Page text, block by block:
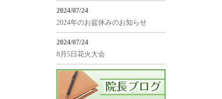
2024/07/24
2024年のお盆休みのお知らせ
2024/07/24
8月5日花火大会